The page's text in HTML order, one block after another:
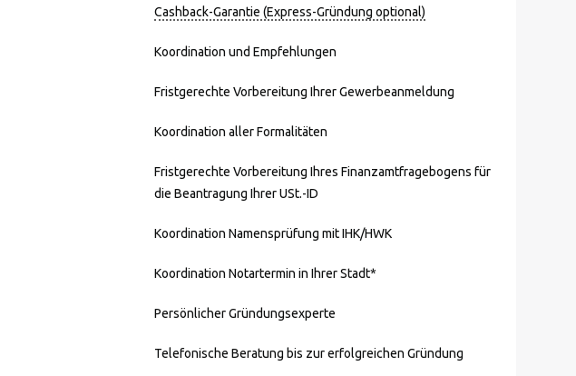
Cashback-Garantie (Express-Gründung optional)
Koordination und Empfehlungen
Fristgerechte Vorbereitung Ihrer Gewerbeanmeldung
Koordination aller Formalitäten
Fristgerechte Vorbereitung Ihres Finanzamtfragebogens für
die Beantragung Ihrer USt.-ID
Koordination Namensprüfung mit IHK/HWK
Koordination Notartermin in Ihrer Stadt*
Persönlicher Gründungsexperte
Telefonische Beratung bis zur erfolgreichen Gründung